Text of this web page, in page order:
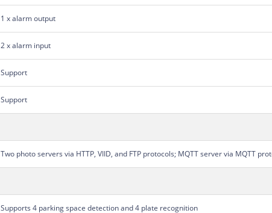
1 x alarm output
2 x alarm input
Support
Support
Two photo servers via HTTP, VIID, and FTP protocols; MQTT server via MQTT
Supports 4 parking space detection and 4 plate recognition